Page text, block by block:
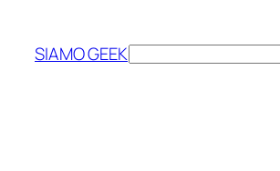
contenuto
SIAMO GEEKCerca